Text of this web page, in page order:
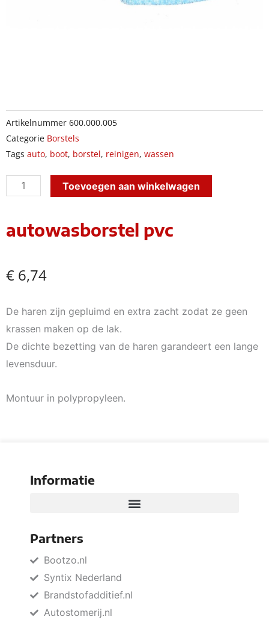
Artikelnummer 600.000.005
Categorie Borstels
Tags auto, boot, borstel, reinigen, wassen
autowasborstel
pvc
Toevoegen aan winkelwagen
autowasborstel pvc
€ 6,74
De haren zijn gepluimd en extra zacht zodat ze geen
krassen maken op de lak.
De dichte bezetting van de haren garandeert een lange
levensduur.
Montuur in polypropyleen.
Informatie
Partners
Bootzo.nl
Syntix Nederland
Brandstofadditief.nl
Autostomerij.nl